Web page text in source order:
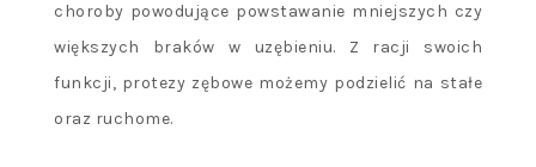
choroby powodujące powstawanie mniejszych czy
większych braków w uzębieniu. Z racji swoich
funkcji, protezy zębowe możemy podzielić na stałe
oraz ruchome.